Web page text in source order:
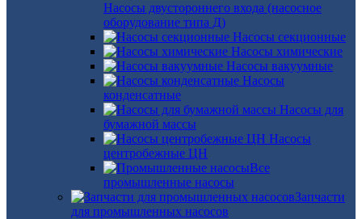
Насосы двустороннего входа (насосное
оборудование типа Д)
Насосы секционные
Насосы химические
Насосы вакуумные
Насосы
конденсатные
Насосы для
бумажной массы
Насосы
центробежные ЦН
Все
промышленные насосы
Запчасти
для промышленных насосов